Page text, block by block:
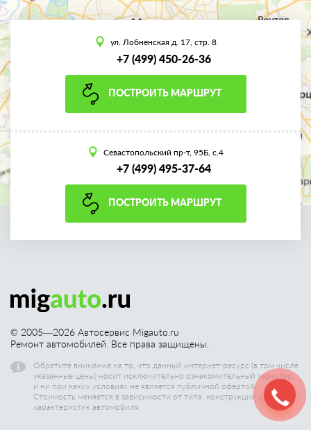
ул. Лобненская д. 17, стр. 8
+7 (499) 450-26-36
ПОСТРОИТЬ МАРШРУТ
Севастопольский пр-т, 95Б, с.4
+7 (499) 495-37-64
ПОСТРОИТЬ МАРШРУТ
© 2005—2026 Автосервис Migauto.ru
Ремонт автомобилей. Все права защищены.
Обратите внимание на то, что данный интернет-ресурс (в том числе
указанные цены) носит исключительно ознакомительный характер,
и ни при каких условиях не является публичной офертой.
Стоимость меняется в зависимости от типа, конструкции и других
характеристик автомобиля.